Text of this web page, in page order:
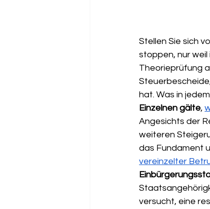
Stellen Sie sich
stoppen, nur
Theorieprüfung
hat. Was in
Einzelnen gälte,
Angesichts der
weiteren
das Fundament
vereinzelter
versucht, eine